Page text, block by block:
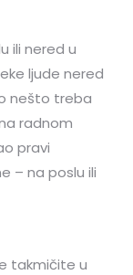
ili nered u
ljude nered
nešto treba
radnom
pravi
– na poslu ili
takmičite u